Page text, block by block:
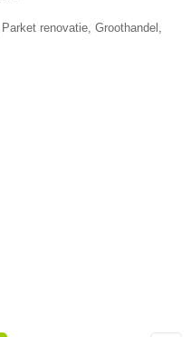
renovatie, Groothandel,